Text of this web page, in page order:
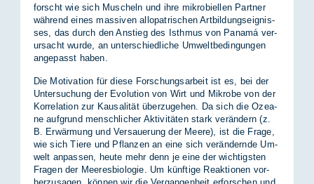
forscht wie sich Mu­scheln und ihre mi­kro­bi­el­len Part­ner
wäh­rend ei­nes mas­si­ven al­lo­pa­tri­schen Art­bil­dungs­eig­nis­
ses, das durch den An­stieg des Isth­mus von Pa­namá ver­
ur­sacht wur­de, an un­ter­schied­li­che Um­welt­be­din­gun­gen
an­ge­passt ha­ben.
Die Mo­ti­va­ti­on für die­se For­schungs­ar­beit ist es, bei der
Un­ter­su­chung der Evo­lu­ti­on von Wirt und Mi­kro­be von der
Kor­re­la­ti­on zur Kau­sa­li­tät über­zu­ge­hen. Da sich die Ozea­
ne auf­grund mensch­li­cher Ak­ti­vi­tä­ten stark ver­än­dern (z.
B. Er­wär­mung und Ver­saue­rung der Mee­re), ist die Fra­ge,
wie sich Tie­re und Pflan­zen an eine sich ver­än­dern­de Um­
welt an­pas­sen, heu­te mehr denn je eine der wich­tigs­ten
Fra­gen der Mee­res­bio­lo­gie. Um künf­ti­ge Re­ak­tio­nen vor­